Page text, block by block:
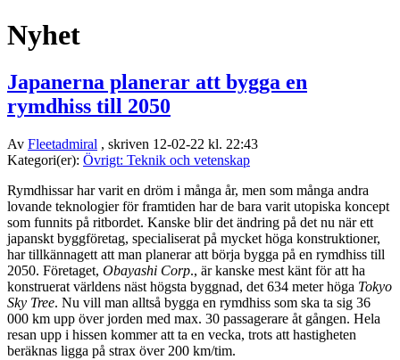
Nyhet
Japanerna planerar att bygga en
rymdhiss till 2050
Av Fleetadmiral , skriven 12-02-22 kl. 22:43
Kategori(er): Övrigt: Teknik och vetenskap
Rymdhissar har varit en dröm i många år, men som många andra
lovande teknologier för framtiden har de bara varit utopiska koncept
som funnits på ritbordet. Kanske blir det ändring på det nu när ett
japanskt byggföretag, specialiserat på mycket höga konstruktioner,
har tillkännagett att man planerar att börja bygga på en rymdhiss till
2050. Företaget, Obayashi Corp., är kanske mest känt för att ha
konstruerat världens näst högsta byggnad, det 634 meter höga Tokyo
Sky Tree. Nu vill man alltså bygga en rymdhiss som ska ta sig 36
000 km upp över jorden med max. 30 passagerare åt gången. Hela
resan upp i hissen kommer att ta en vecka, trots att hastigheten
beräknas ligga på strax över 200 km/tim.